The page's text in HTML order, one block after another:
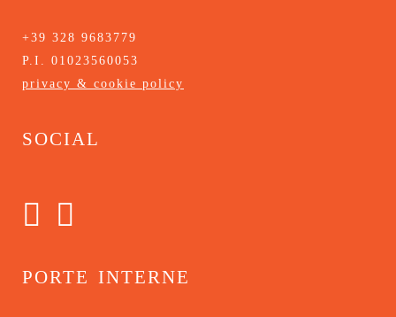
+39 328 9683779
P.I. 01023560053
privacy & cookie policy
social
porte interne